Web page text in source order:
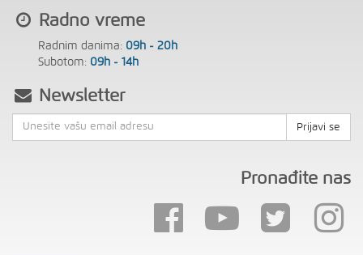
Radno vreme
Radnim danima: 09h - 20h
Subotom: 09h - 14h
Newsletter
Prijavi se
Pronađite nas